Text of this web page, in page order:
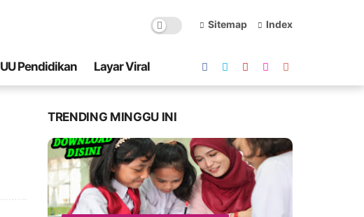
Sitemap Index
UU Pendidikan Layar Viral
TRENDING MINGGU INI